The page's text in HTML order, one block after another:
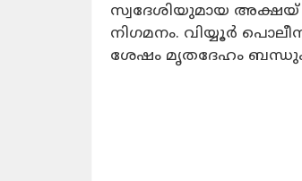
സ്വദേശിയുമായ അക്ഷയ്
നിഗമനം. വിയ്യൂർ
ശേഷം മൃതദേഹം